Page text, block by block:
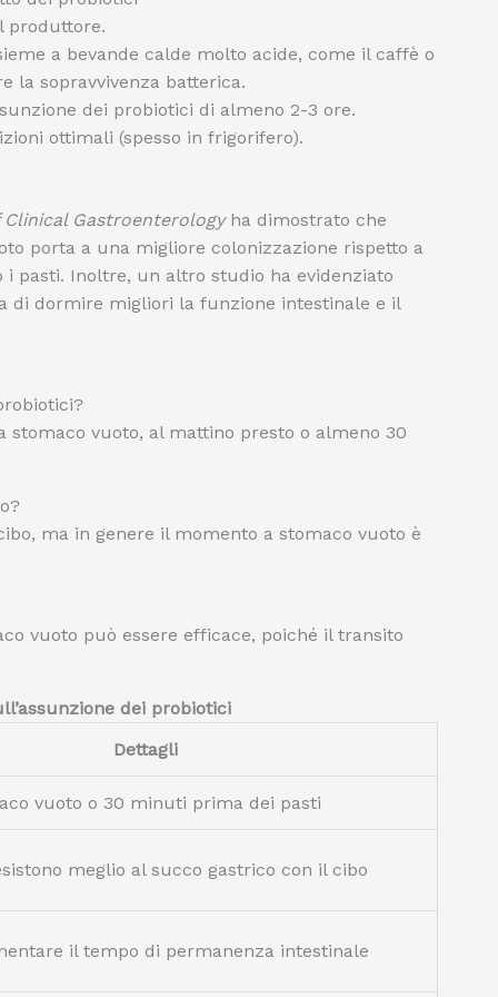
produttore.
a bevande calde molto acide, come il caffè o
la sopravvivenza batterica.
dei probiotici di almeno 2-3 ore.
ottimali (spesso in frigorifero).
Gastroenterologyha dimostrato che
porta a una migliore colonizzazione rispetto a
pasti. Inoltre, un altro studio ha evidenziato
di dormire migliori la funzione intestinale e il
stomaco vuoto, al mattino presto o almeno 30
ma in genere il momento a stomaco vuoto è
vuoto può essere efficace, poiché il transito
dei probiotici
Dettagli
vuoto o 30 minuti prima dei pasti
meglio al succo gastrico con il cibo
il tempo di permanenza intestinale